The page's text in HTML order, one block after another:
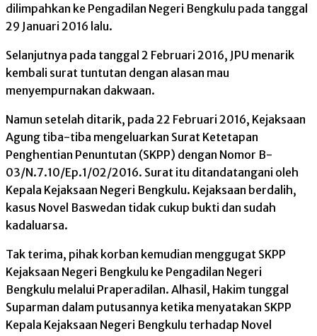
dilimpahkan ke Pengadilan Negeri Bengkulu pada tanggal
29 Januari 2016 lalu.
Selanjutnya pada tanggal 2 Februari 2016, JPU menarik
kembali surat tuntutan dengan alasan mau
menyempurnakan dakwaan.
Namun setelah ditarik, pada 22 Februari 2016, Kejaksaan
Agung tiba-tiba mengeluarkan Surat Ketetapan
Penghentian Penuntutan (SKPP) dengan Nomor B-
03/N.7.10/Ep.1/02/2016. Surat itu ditandatangani oleh
Kepala Kejaksaan Negeri Bengkulu. Kejaksaan berdalih,
kasus Novel Baswedan tidak cukup bukti dan sudah
kadaluarsa.
Tak terima, pihak korban kemudian menggugat SKPP
Kejaksaan Negeri Bengkulu ke Pengadilan Negeri
Bengkulu melalui Praperadilan. Alhasil, Hakim tunggal
Suparman dalam putusannya ketika menyatakan SKPP
Kepala Kejaksaan Negeri Bengkulu terhadap Novel